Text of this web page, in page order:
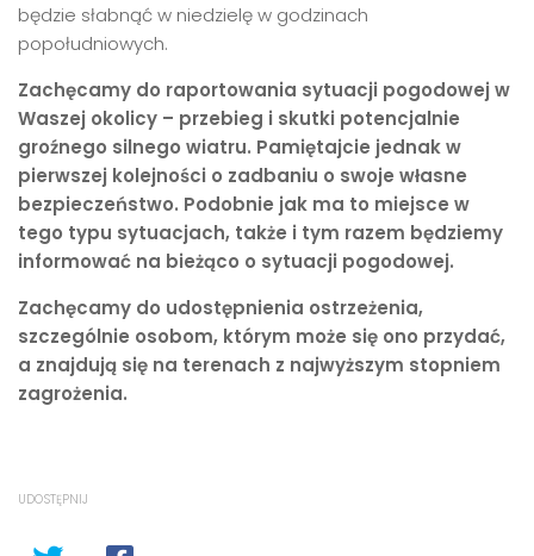
będzie słabnąć w niedzielę w godzinach
popołudniowych.
Zachęcamy do raportowania sytuacji pogodowej w
Waszej okolicy – przebieg i skutki potencjalnie
groźnego silnego wiatru. Pamiętajcie jednak w
pierwszej kolejności o zadbaniu o swoje własne
bezpieczeństwo. Podobnie jak ma to miejsce w
tego typu sytuacjach, także i tym razem będziemy
informować na bieżąco o sytuacji pogodowej.
Zachęcamy do udostępnienia ostrzeżenia,
szczególnie osobom, którym może się ono przydać,
a znajdują się na terenach z najwyższym stopniem
zagrożenia.
UDOSTĘPNIJ